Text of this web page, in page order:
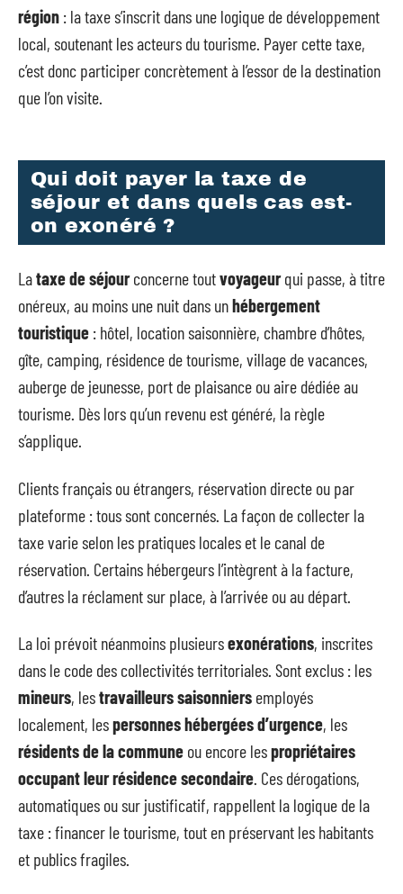
région : la taxe s’inscrit dans une logique de développement
local, soutenant les acteurs du tourisme. Payer cette taxe,
c’est donc participer concrètement à l’essor de la destination
que l’on visite.
Qui doit payer la taxe de
séjour et dans quels cas est-
on exonéré ?
Lataxe de séjourconcerne toutvoyageurqui passe, à titre
onéreux, au moins une nuit dans unhébergement
touristique : hôtel, location saisonnière, chambre d’hôtes,
gîte, camping, résidence de tourisme, village de vacances,
auberge de jeunesse, port de plaisance ou aire dédiée au
tourisme. Dès lors qu’un revenu est généré, la règle
s’applique.
Clients français ou étrangers, réservation directe ou par
plateforme : tous sont concernés. La façon de collecter la
taxe varie selon les pratiques locales et le canal de
réservation. Certains hébergeurs l’intègrent à la facture,
d’autres la réclament sur place, à l’arrivée ou au départ.
La loi prévoit néanmoins plusieursexonérations, inscrites
dans le code des collectivités territoriales. Sont exclus : les
mineurs, lestravailleurs saisonniers employés
localement, lespersonnes hébergées d’urgence, les
résidents de la commune ou encore lespropriétaires
occupant leur résidence secondaire. Ces dérogations,
automatiques ou sur justificatif, rappellent la logique de la
taxe : financer le tourisme, tout en préservant les habitants
et publics fragiles.